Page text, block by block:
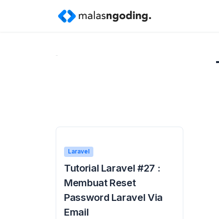
Laravel
Tutorial Laravel #27 :
Membuat Reset
Password Laravel Via
Email